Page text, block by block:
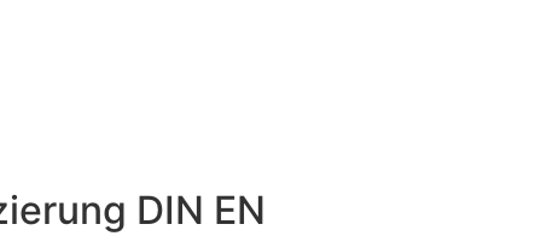
DIN EN